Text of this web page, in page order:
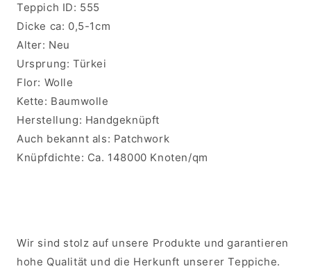
Teppich ID: 555
Dicke ca: 0,5-1cm
Alter: Neu
Ursprung: Türkei
Flor: Wolle
Kette: Baumwolle
Herstellung: Handgeknüpft
Auch bekannt als: Patchwork
Knüpfdichte: Ca. 148000 Knoten/qm
Wir sind stolz auf unsere Produkte und garantieren
hohe Qualität und die Herkunft unserer Teppiche.